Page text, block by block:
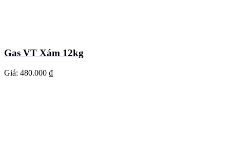
Gas VT Xám 12kg
Giá: 480.000 ₫